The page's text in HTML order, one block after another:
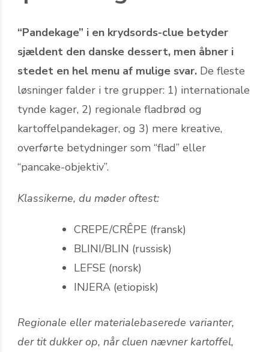
“Pandekage” i en krydsords-clue betyder
sjældent den danske dessert, men åbner i
stedet en hel menu af mulige svar. De fleste
løsninger falder i tre grupper: 1) internationale
tynde kager, 2) regionale fladbrød og
kartoffelpandekager, og 3) mere kreative,
overførte betydninger som “flad” eller
“pancake-objektiv”.
Klassikerne, du møder oftest:
CREPE/CRÊPE (fransk)
BLINI/BLIN (russisk)
LEFSE (norsk)
INJERA (etiopisk)
Regionale eller materiale­baserede varianter,
der tit dukker op, når cluen nævner kartoffel,